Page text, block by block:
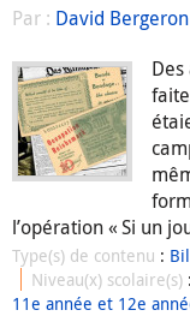
Par : David Bergeron
l’opération « Si un
Type(s) de contenu :
Niveau(x) scolaire(s)
11e année et 12e